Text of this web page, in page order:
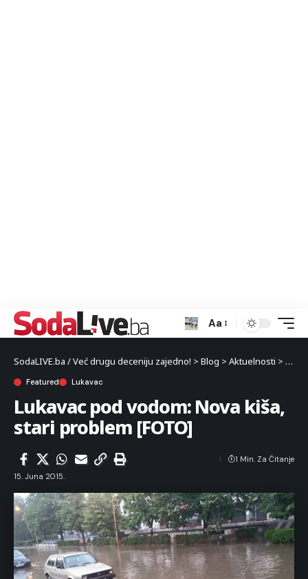
Aa
SodaLIVE.ba / Već drugu deceniju zajedno! > Blog > Aktuelnosti >
Featured Lukavac
Lukavac pod vodom: Nova kiša,
stari problem [FOTO]
15. Juna 2015.
1 Min. Za Čitanje